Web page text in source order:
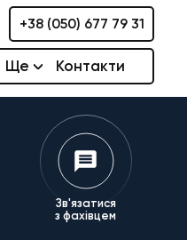
+38 (050) 677 79 31
Ще Контакти
Зв'язатися
з фахівцем